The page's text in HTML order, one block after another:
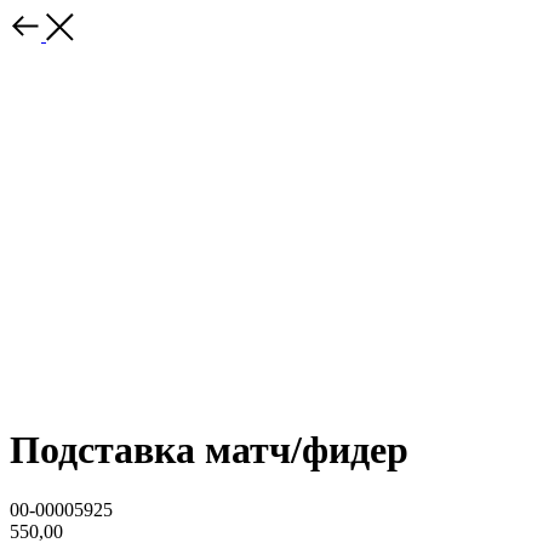
Подставка матч/фидер
00-00005925
550,00